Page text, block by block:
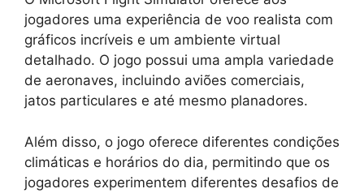
jogadores uma experiência de voo realista com
gráficos incríveis e um ambiente virtual
detalhado. O jogo possui uma ampla variedade
de aeronaves, incluindo aviões comerciais,
jatos particulares e até mesmo planadores.
Além disso, o jogo oferece diferentes condições
climáticas e horários do dia, permitindo que os
jogadores experimentem diferentes desafios de